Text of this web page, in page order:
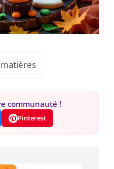
communauté !
Pinterest